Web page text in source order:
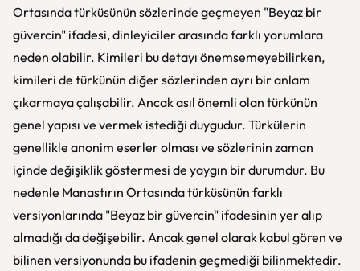
Ortasında türküsünün sözlerinde geçmeyen "Beyaz bir
güvercin" ifadesi, dinleyiciler arasında farklı yorumlara
neden olabilir. Kimileri bu detayı önemsemeyebilirken,
kimileri de türkünün diğer sözlerinden ayrı bir anlam
çıkarmaya çalışabilir. Ancak asıl önemli olan türkünün
genel yapısı ve vermek istediği duygudur. Türkülerin
genellikle anonim eserler olması ve sözlerinin zaman
içinde değişiklik göstermesi de yaygın bir durumdur. Bu
nedenle Manastırın Ortasında türküsünün farklı
versiyonlarında "Beyaz bir güvercin" ifadesinin yer alıp
almadığı da değişebilir. Ancak genel olarak kabul gören ve
bilinen versiyonunda bu ifadenin geçmediği bilinmektedir.